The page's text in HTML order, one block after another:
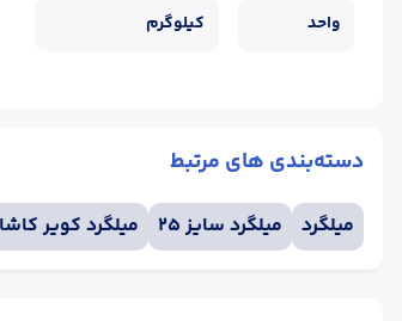
واحد کیلوگرم
دسته‌بندی های مرتبط
میلگرد میلگرد سایز 25 میلگرد کویر